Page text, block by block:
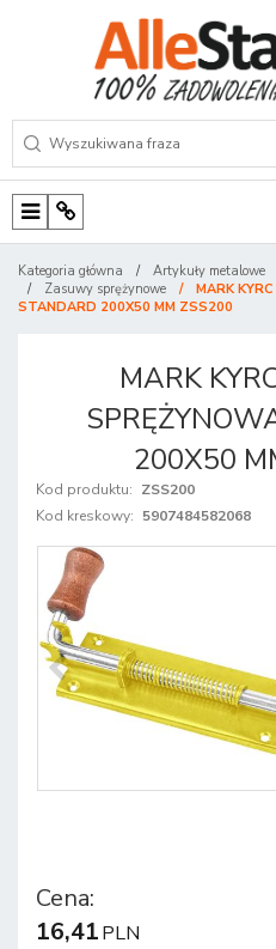
M
n
u
P
n
e
Kategoria główna / Artykuły metalowe
/
Zasuwy sprężynowe /
MARK
STANDARD 200X50 MM ZSS200
MARK
200X50
Kod produktu: ZSS200
Kod kreskowy: 5907484582068
Cena:
16,41PLN